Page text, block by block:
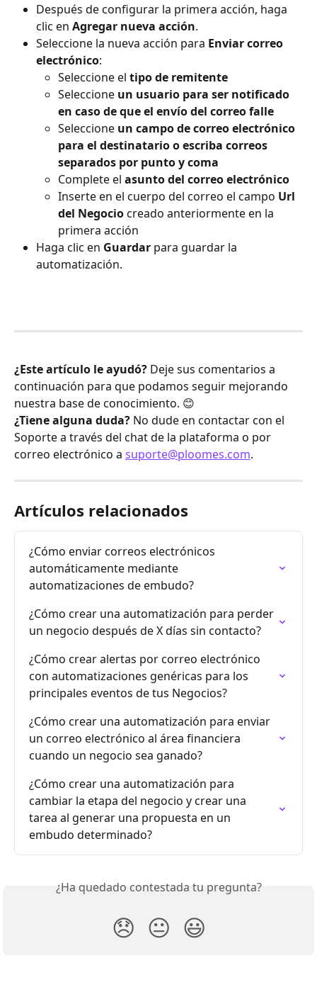
Después de configurar la primera acción, haga
clic en Agregar nueva acción.
Seleccione la nueva acción para Enviar correo
electrónico:
Seleccione el tipo de remitente
Seleccione un usuario para ser notificado
en caso de que el envío del correo falle
Seleccione un campo de correo electrónico
para el destinatario o escriba correos
separados por punto y coma
Complete el asunto del correo electrónico
Inserte en el cuerpo del correo el campo Url
del Negocio creado anteriormente en la
primera acción
Haga clic en Guardar para guardar la
automatización.
¿Este artículo le ayudó? Deje sus comentarios a
continuación para que podamos seguir mejorando
nuestra base de conocimiento. 😊
¿Tiene alguna duda? No dude en contactar con el
Soporte a través del chat de la plataforma o por
correo electrónico a suporte@ploomes.com.
Artículos relacionados
¿Cómo enviar correos electrónicos
automáticamente mediante
automatizaciones de embudo?
¿Cómo crear una automatización para perder
un negocio después de X días sin contacto?
¿Cómo crear alertas por correo electrónico
con automatizaciones genéricas para los
principales eventos de tus Negocios?
¿Cómo crear una automatización para enviar
un correo electrónico al área financiera
cuando un negocio sea ganado?
¿Cómo crear una automatización para
cambiar la etapa del negocio y crear una
tarea al generar una propuesta en un
embudo determinado?
¿Ha quedado contestada tu pregunta?
😞 😐 😃